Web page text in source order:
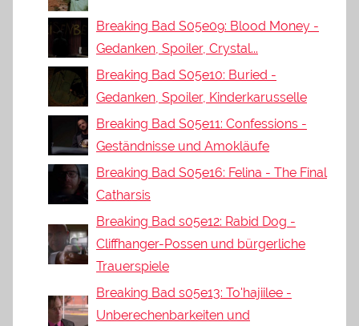
Breaking Bad S05e09: Blood Money -
Gedanken, Spoiler, Crystal...
Breaking Bad S05e10: Buried -
Gedanken, Spoiler, Kinderkarusselle
Breaking Bad S05e11: Confessions -
Geständnisse und Amokläufe
Breaking Bad S05e16: Felina - The Final
Catharsis
Breaking Bad s05e12: Rabid Dog -
Cliffhanger-Possen und bürgerliche
Trauerspiele
Breaking Bad s05e13: To'hajiilee -
Unberechenbarkeiten und